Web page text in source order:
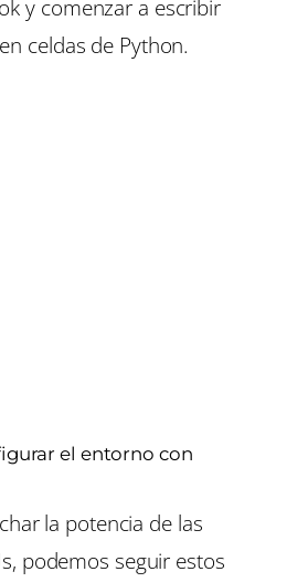
y comenzar a escribir
celdas de Python.
el entorno con
la potencia de las
podemos seguir estos